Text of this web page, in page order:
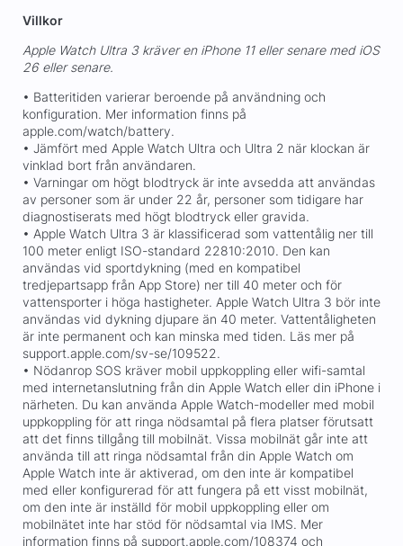
Villkor
Apple Watch Ultra 3 kräver en iPhone 11 eller senare med iOS
26 eller senare.
• Batteritiden varierar beroende på användning och
konfiguration. Mer information finns på
apple.com/watch/battery.
• Jämfört med Apple Watch Ultra och Ultra 2 när klockan är
vinklad bort från användaren.
• Varningar om högt blodtryck är inte avsedda att användas
av personer som är under 22 år, personer som tidigare har
diagnostiserats med högt blodtryck eller gravida.
• Apple Watch Ultra 3 är klassificerad som vattentålig ner till
100 meter enligt ISO-standard 22810:2010. Den kan
användas vid sportdykning (med en kompatibel
tredjepartsapp från App Store) ner till 40 meter och för
vattensporter i höga hastigheter. Apple Watch Ultra 3 bör inte
användas vid dykning djupare än 40 meter. Vattentåligheten
är inte permanent och kan minska med tiden. Läs mer på
support.apple.com/sv-se/109522.
• Nödanrop SOS kräver mobil uppkoppling eller wifi-samtal
med internetanslutning från din Apple Watch eller din iPhone i
närheten. Du kan använda Apple Watch-modeller med mobil
uppkoppling för att ringa nödsamtal på flera platser förutsatt
att det finns tillgång till mobilnät. Vissa mobilnät går inte att
använda till att ringa nödsamtal från din Apple Watch om
Apple Watch inte är aktiverad, om den inte är kompatibel
med eller konfigurerad för att fungera på ett visst mobilnät,
om den inte är inställd för mobil uppkoppling eller om
mobilnätet inte har stöd för nödsamtal via IMS. Mer
information finns på support.apple.com/108374 och